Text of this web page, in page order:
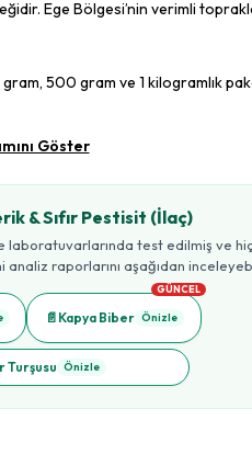
Ege Bölgesi’nin verimli
500 gram ve 1 kilogramlık
Göster
& Sıfır Pestisit (İlaç)
test edilmiş ve
raporlarını aşağıdan
📄 Kapya Biber
GÜNCEL
Önizle
Turşusu Önizle